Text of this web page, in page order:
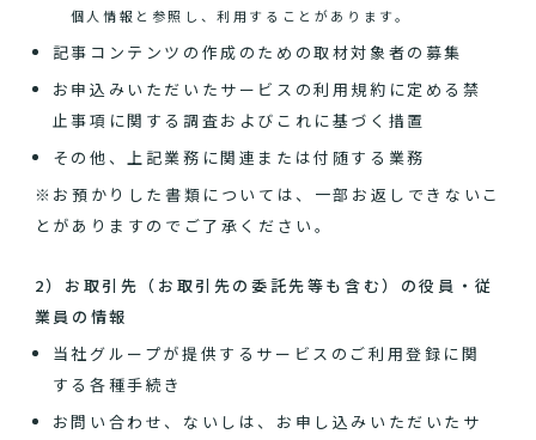
個人情報と参照し、利用することがあります。
記事コンテンツの作成のための取材対象者の募集
お申込みいただいたサービスの利用規約に定める禁
止事項に関する調査およびこれに基づく措置
その他、上記業務に関連または付随する業務
※お預かりした書類については、一部お返しできないこ
とがありますのでご了承ください。
2）お取引先（お取引先の委託先等も含む）の役員・従
業員の情報
当社グループが提供するサービスのご利用登録に関
する各種手続き
お問い合わせ、ないしは、お申し込みいただいたサ